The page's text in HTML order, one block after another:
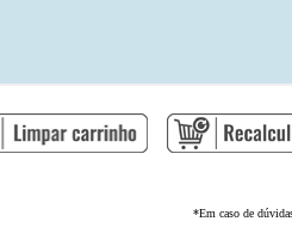
*Em caso de